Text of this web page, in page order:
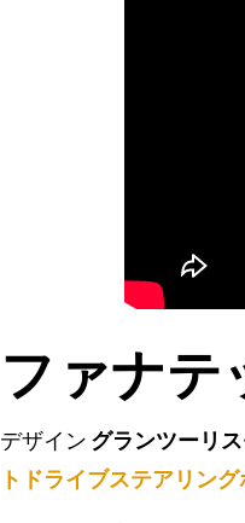
ファナテ
デザイン グランツーリ
トドライブステアリン